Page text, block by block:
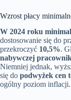
Wzrost płacy
W 2024 roku
dostosowanie się do
przekroczyć 10,5%.
nabywczej
Niemniej jednak,
się do podwyżek cen
ogólny poziom inflacji.